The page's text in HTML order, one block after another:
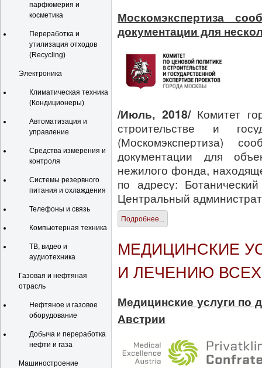
парфюмерия и
косметика
Переработка и
утилизация отходов
(Recycling)
Электроника
Климатическая техника
(Кондиционеры)
Автоматизация и
управление
Средства измерения и
контроля
Системы резервного
питания и охлаждения
Телефоны и связь
Компьютерная техника
ТВ, видео и
аудиотехника
Газовая и нефтяная
отрасль
Нефтяное и газовое
оборудование
Добыча и переработка
нефти и газа
Машиностроение
Москомэкспертиза
документации для
/Июль, 2018/ Комитет
строительстве и
(Москомэкспертиза)
документации для
нежилого фонда,
по адресу:
Центральный
Подробнее...
МЕДИЦИНСКИЕ
И ЛЕЧЕНИЮ
Медицинские услуги по
Австрии